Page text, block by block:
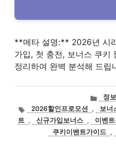
**메타 설명:** 2026년 시
가입, 첫 충전, 보너스 쿠키
정리하여 완벽 분석해 드립
카
테
고
리
정보
태2026할인프로모션 , 보너
트 , 신규가입보너스 , 이벤트
쿠키이벤트가이드 ,